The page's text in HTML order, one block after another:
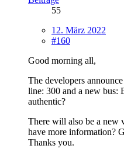
55
12. März 2022
#160
Good morning all,
The developers
line: 300 and a new bus:
authentic?
There will also be a new
have more information?
Thanks you.